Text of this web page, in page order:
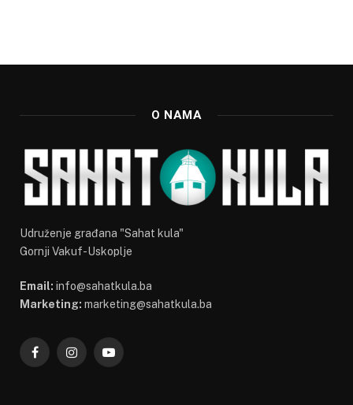
O NAMA
Udruženje građana "Sahat kula"
Gornji Vakuf-Uskoplje
Email: info@sahatkula.ba
Marketing: marketing@sahatkula.ba
FacebookInstagramYouTube